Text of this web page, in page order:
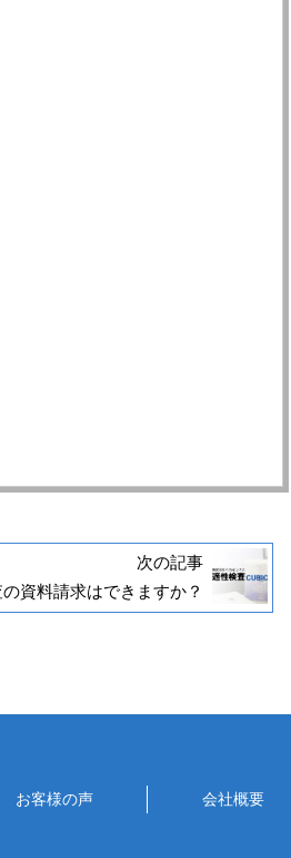
次の記事
資料請求はできますか？
お客様の声 会社概要